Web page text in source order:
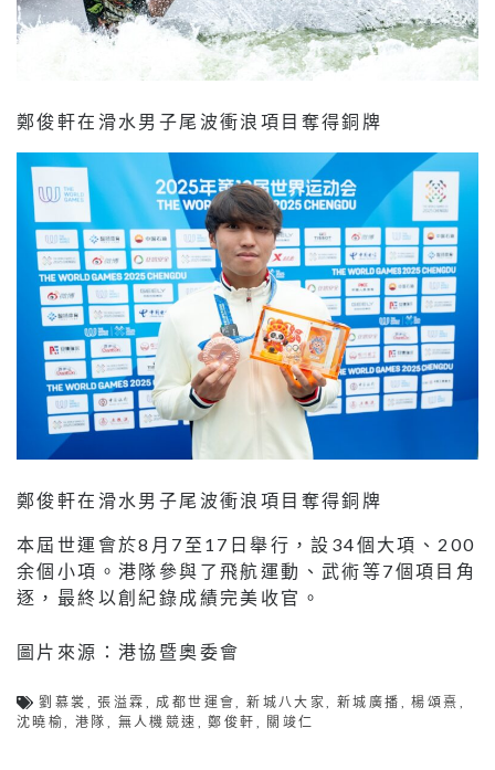
鄭俊軒在滑水男子尾波衝浪項目奪得銅牌
鄭俊軒在滑水男子尾波衝浪項目奪得銅牌
本屆世運會於8月7至17日舉行，設34個大項、200
余個小項。港隊參與了飛航運動、武術等7個項目角
逐，最終以創紀錄成績完美收官。
圖片來源：港協暨奧委會
劉慕裳 ,張溢霖 ,成都世運會,新城八大家,新城廣播 ,楊頌熹 ,
沈曉榆,港隊 , 無人機競速 ,鄭俊軒 , 關竣仁